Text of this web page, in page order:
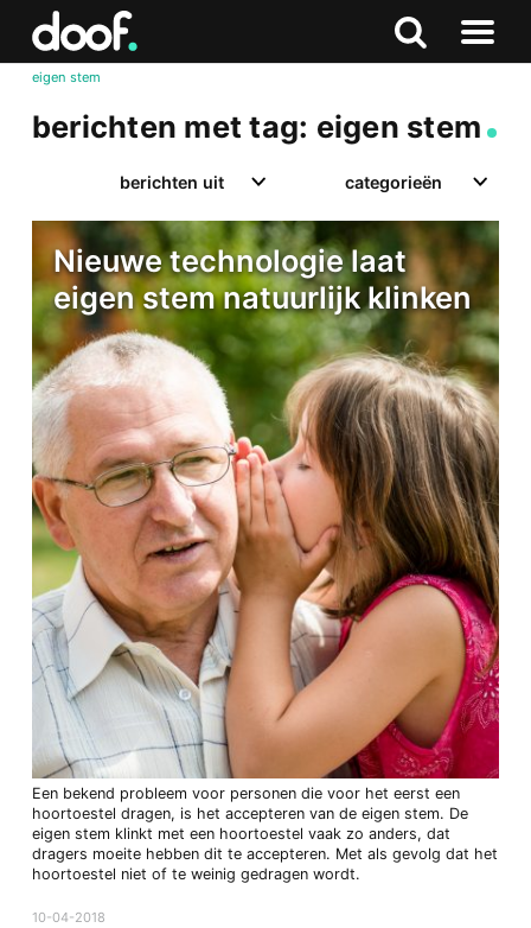
Zoeken
Naar
eigen stem
berichten met tag: eigen stem
berichten uit categorieën
Nieuwe technologie laat
eigen stem natuurlijk klinken
Een bekend probleem voor personen die voor het eerst een
hoortoestel dragen, is het accepteren van de eigen stem. De
eigen stem klinkt met een hoortoestel vaak zo anders, dat
dragers moeite hebben dit te accepteren. Met als gevolg dat het
hoortoestel niet of te weinig gedragen wordt.
10-04-2018
Doof.nl
Zoeken